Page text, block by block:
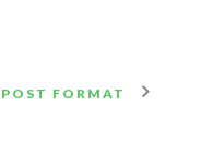
FORMAT